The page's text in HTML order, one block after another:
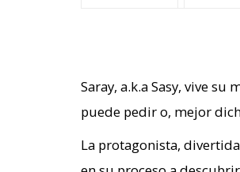
Saray, a.k.a Sasy, vive
puede pedir o, mejor
La protagonista,